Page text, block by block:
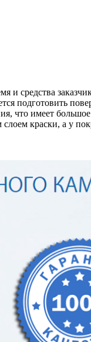
средства
подготовить
что имеет
краски, а у